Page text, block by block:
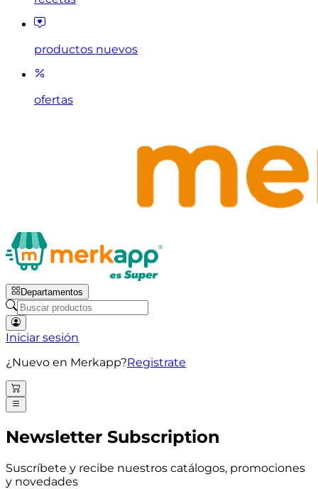
productos nuevos
ofertas
Departamentos
Iniciar sesión
¿Nuevo en Merkapp?Registrate
Newsletter Subscription
Suscríbete y recibe nuestros catálogos, promociones
y novedades